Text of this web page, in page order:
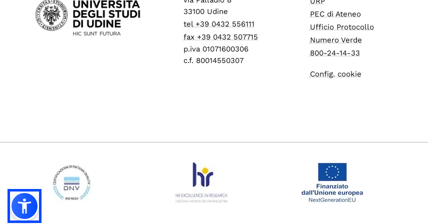
33100 Udine
tel +39 0432 556111
fax +39 0432 507715
p.iva 01071600306
c.f. 80014550307
PEC di Ateneo
Ufficio Protocollo
Numero Verde
800-24-14-33
Config. cookie